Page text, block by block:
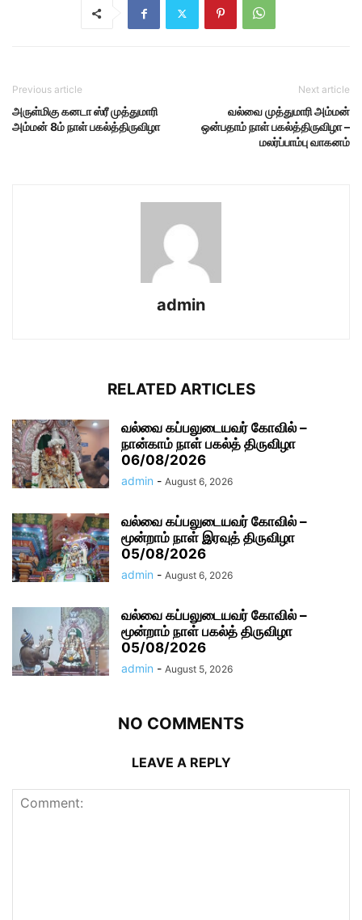
Previous article
அருள்மிகு கனடா ஸ்ரீ முத்துமாரி
அம்மன் 8ம் நாள் பகல்த்திருவிழா
Next article
வல்வை முத்துமாரி அம்மன்
ஒன்பதாம் நாள் பகல்த்திருவிழா –
மலர்ப்பாம்பு வாகனம்
admin
RELATED ARTICLES
வல்வை கப்பலுடையவர் கோவில் –
நான்காம் நாள் பகல்த் திருவிழா
06/08/2026
admin - August 6, 2026
வல்வை கப்பலுடையவர் கோவில் –
மூன்றாம் நாள் இரவுத் திருவிழா
05/08/2026
admin - August 6, 2026
வல்வை கப்பலுடையவர் கோவில் –
மூன்றாம் நாள் பகல்த் திருவிழா
05/08/2026
admin - August 5, 2026
NO COMMENTS
LEAVE A REPLY